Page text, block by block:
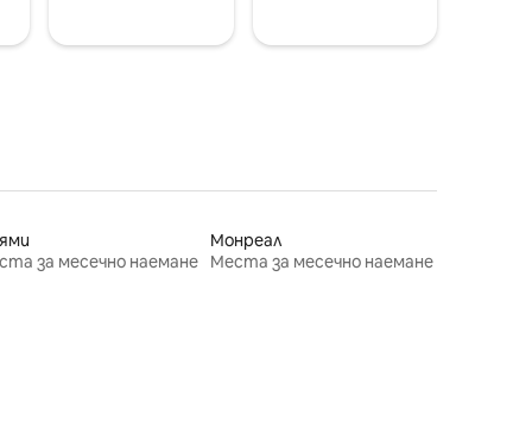
за месечно наемане
Монреал
Места за месечно наемане